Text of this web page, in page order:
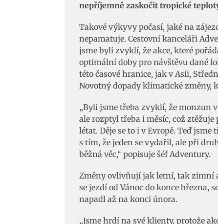
nepříjemně zaskočit tropické
Takové výkyvy počasí, jaké na
nepamatuje. Cestovní kanceláři
jsme byli zvyklí, že akce, které
optimální doby pro návštěvu dané
této časové hranice, jak v Asii,
Novotný dopady klimatické změny,
„Byli jsme třeba zvyklí, že monzun
ale rozptyl třeba i měsíc, což
létat. Děje se to i v Evropě. Teď
s tím, že jeden se vydařil, ale při
běžná věc,“ popisuje šéf Adventury.
Změny ovlivňují jak letní, tak zimní
se jezdí od Vánoc do konce března,
napadl až na konci února.
„Jsme hrdí na své klienty, protože